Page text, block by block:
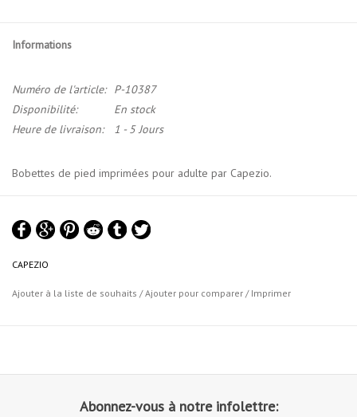
Informations
Numéro de l'article:
P-10387
Disponibilité:
En stock
Heure de livraison:
1 - 5 Jours
Bobettes de pied imprimées pour adulte par Capezio.
directions et respirant. Les patchs de semelle brevetés exoarmor
Comporte également un élastique en peluche unilatéral de 5/8" avec
CAPEZIO
Ajouter à la liste de souhaits /Ajouter pour comparer / Imprimer
Abonnez-vous à notre infolettre: